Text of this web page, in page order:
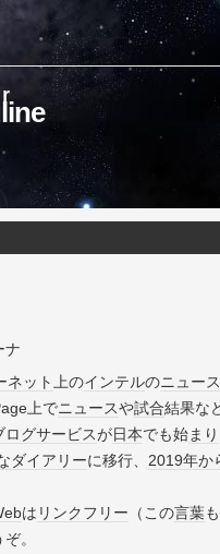
ナ
ネット上のインテルのニュース
上でニュースや試合結果な
ログサービスが日本でも始まり
ダイアリーに移行、 2019年か
は リンクフリー （この言葉も
。